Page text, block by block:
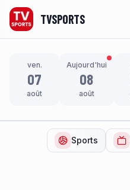
TVSPORTS
ven.
07
août
Aujourd'hui
08
août
Sports